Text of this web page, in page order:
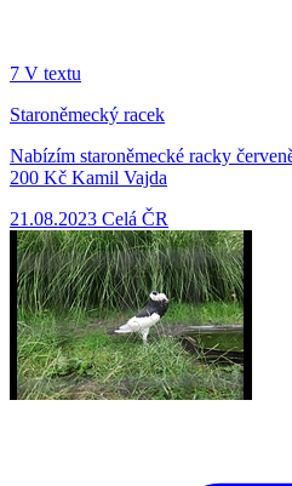
7 V textu
Staroněmecký racek
Nabízím staroněmecké racky
200 Kč Kamil Vajda
21.08.2023 Celá ČR